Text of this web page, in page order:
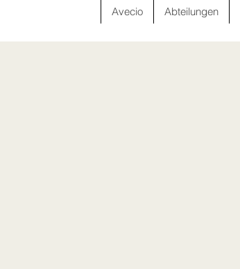
Avecio Abteilungen